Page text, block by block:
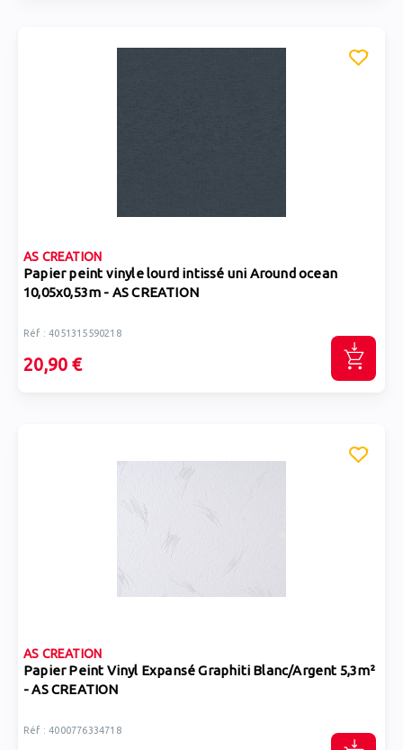
AS CREATION
Papier peint vinyle lourd intissé uni Around ocean
10,05x0,53m - AS CREATION
Réf : 4051315590218
20,90 €
AS CREATION
Papier Peint Vinyl Expansé Graphiti Blanc/Argent 5,3m²
- AS CREATION
Réf : 4000776334718